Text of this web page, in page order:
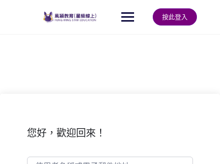
按此登入
您好，歡迎回來！